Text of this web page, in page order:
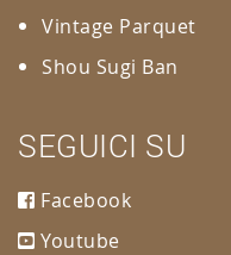
Vintage Parquet
Shou Sugi Ban
SEGUICI SU
Facebook
Youtube